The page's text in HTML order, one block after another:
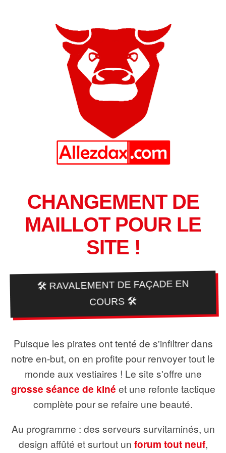
CHANGEMENT DE
MAILLOT POUR LE
SITE !
🛠️ RAVALEMENT DE FAÇADE EN
COURS 🛠️
Puisque les pirates ont tenté de s'infiltrer dans
notre en-but, on en profite pour renvoyer tout le
monde aux vestiaires ! Le site s'offre une
grosse séance de kiné et une refonte tactique
complète pour se refaire une beauté.
Au programme : des serveurs survitaminés, un
design affûté et surtout un forum tout neuf,